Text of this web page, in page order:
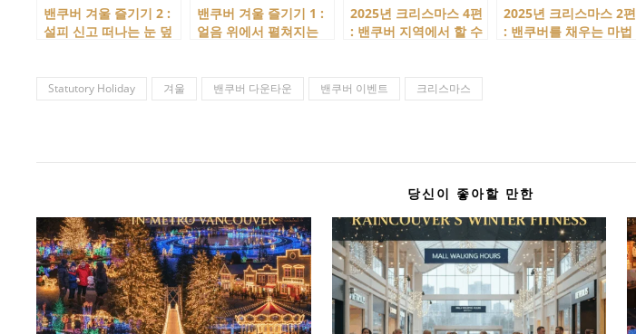
밴쿠버 겨울 즐기기 2 :
설피 신고 떠나는 눈 덮
밴쿠버 겨울 즐기기 1 :
얼음 위에서 펼쳐지는
2025년 크리스마스 4편
: 밴쿠버 지역에서 할 수
2025년 크리스마스 2편
: 밴쿠버를 채우는 마법
Statutory Holiday 겨울 밴쿠버 다운타운 밴쿠버 이벤트 크리스마스
당신이 좋아할 만한